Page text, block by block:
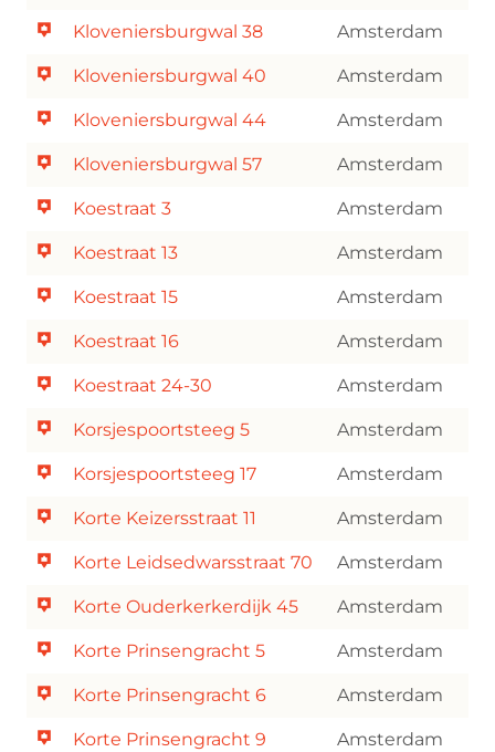
Kloveniersburgwal 38 Amsterdam
Kloveniersburgwal 40 Amsterdam
Kloveniersburgwal 44 Amsterdam
Kloveniersburgwal 57 Amsterdam
Koestraat 3 Amsterdam
Koestraat 13 Amsterdam
Koestraat 15 Amsterdam
Koestraat 16 Amsterdam
Koestraat 24-30 Amsterdam
Korsjespoortsteeg 5 Amsterdam
Korsjespoortsteeg 17 Amsterdam
Korte Keizersstraat 11 Amsterdam
Korte Leidsedwarsstraat 70 Amsterdam
Korte Ouderkerkerdijk 45 Amsterdam
Korte Prinsengracht 5 Amsterdam
Korte Prinsengracht 6 Amsterdam
Korte Prinsengracht 9 Amsterdam